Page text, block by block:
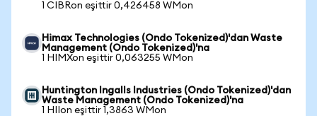
1 CIBRon eşittir 0,426458 WMon
Himax Technologies (Ondo Tokenized)'dan Waste
Management (Ondo Tokenized)'na
1 HIMXon eşittir 0,063255 WMon
Huntington Ingalls Industries (Ondo Tokenized)'dan
Waste Management (Ondo Tokenized)'na
1 HIIon eşittir 1,3863 WMon